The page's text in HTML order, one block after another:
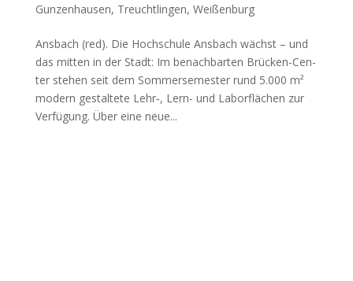
Gunzenhausen, Treuchtlingen, Weißenburg
Ans­bach (red). Die Hoch­schu­le Ans­bach wächst – und
das mit­ten in der Stadt: Im benach­bar­ten Brü­cken-Cen­
ter ste­hen seit dem Som­mer­se­mes­ter rund 5.000 m²
modern gestal­te­te Lehr‑, Lern- und Labor­flä­chen zur
Ver­fü­gung. Über eine neue...